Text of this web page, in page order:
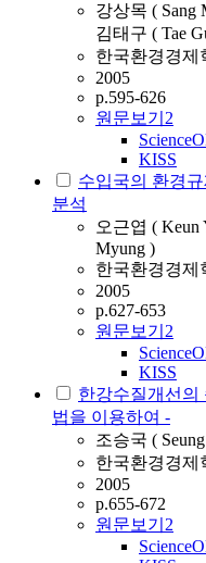
강상목 ( Sang
김태구 ( Tae
한국환경경제
2005
p.595-626
원문보기 2
KISS
수입국의 환경
분석
오근엽 ( Keun
Myung )
한국환경경제
2005
p.627-653
원문보기 2
KISS
한강수질개선의
법을 이용하여 -
조승국 (
한국환경경제
2005
p.655-672
원문보기 2